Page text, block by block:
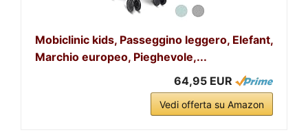
Mobiclinic kids, Passeggino leggero, Elefant,
Marchio europeo, Pieghevole,...
64,95 EUR
Vedi offerta su Amazon